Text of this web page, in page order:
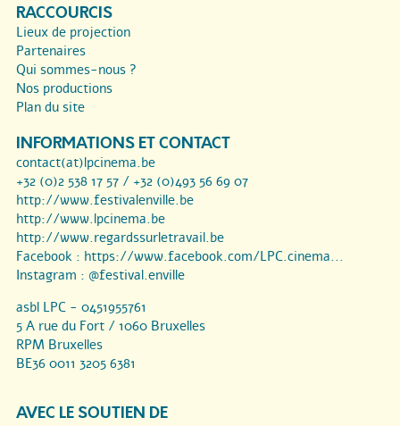
RACCOURCIS
Lieux de projection
Partenaires
Qui sommes-nous ?
Nos productions
Plan du site
INFORMATIONS ET CONTACT
contact(at)lpcinema.be
+32 (0)2 538 17 57 / +32 (0)493 56 69 07
http://www.festivalenville.be
http://www.lpcinema.be
http://www.regardssurletravail.be
Facebook : https://www.facebook.com/LPC.cinema...
Instagram : @festival.enville
asbl LPC - 0451955761
5 A rue du Fort / 1060 Bruxelles
RPM Bruxelles
BE36 0011 3205 6381
AVEC LE SOUTIEN DE